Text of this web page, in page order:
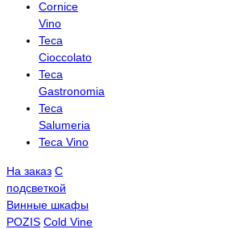
Cornice
Vino
Teca
Cioccolato
Teca
Gastronomia
Teca
Salumeria
Teca Vino
На заказ С
подсветкой
Винные шкафы
POZIS Сold Vine